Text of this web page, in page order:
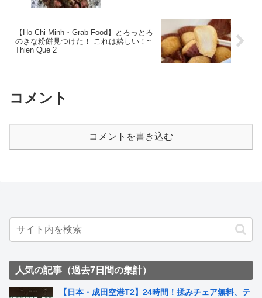
【Ho Chi Minh・Grab Food】とろっとろ
のきな粉餅見つけた！ これは嬉しい！~
Thien Que 2
コメント
コメントを書き込む
人気の記事（過去7日間の集計）
【日本・成田空港T2】24時間！揉みチェア無料、テ